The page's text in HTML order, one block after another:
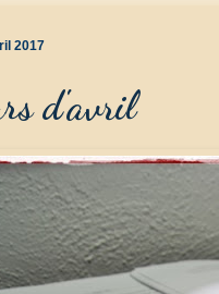
2017
d'avril